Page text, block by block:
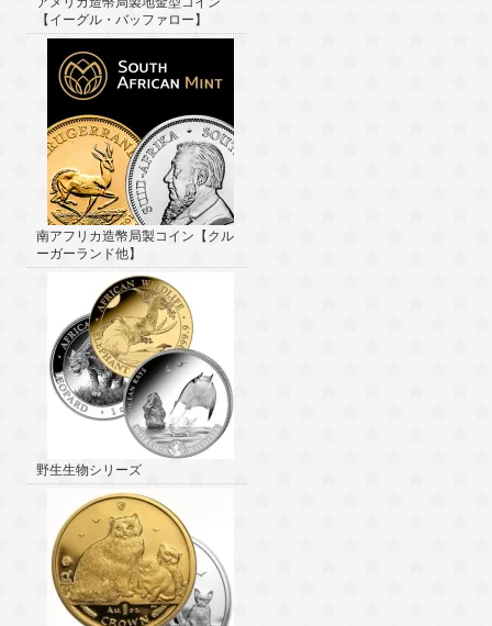
【イーグル・バッファロー】
南アフリカ造幣局製コイン【クル
ーガーランド他】
野生生物シリーズ